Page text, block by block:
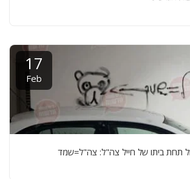
17
Feb
תחת ביתו של חייל צה"ל: צה"ל=שמד